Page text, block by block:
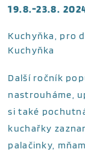
19.8.-23.8.
Kuchyňka, pro
Kuchyňka
Další ročník
nastrouháme,
si také
kuchařky
palačinky,